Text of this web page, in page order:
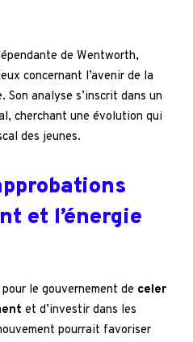
de Wentworth,
concernant l’avenir de la
Son analyse s’inscrit dans un
cherchant une évolution qui
des jeunes.
et l’énergie
le gouvernement de celer
et d’investir dans les
pourrait favoriser